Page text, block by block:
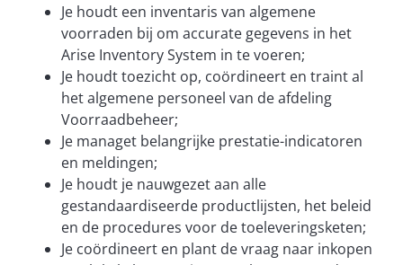
Je houdt een inventaris van algemene
voorraden bij om accurate gegevens in het
Arise Inventory System in te voeren;
Je houdt toezicht op, coördineert en traint al
het algemene personeel van de afdeling
Voorraadbeheer;
Je managet belangrijke prestatie-indicatoren
en meldingen;
Je houdt je nauwgezet aan alle
gestandaardiseerde productlijsten, het beleid
en de procedures voor de toeleveringsketen;
Je coördineert en plant de vraag naar inkopen